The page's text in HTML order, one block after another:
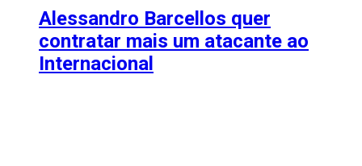
Alessandro Barcellos quer
contratar mais um atacante ao
Internacional